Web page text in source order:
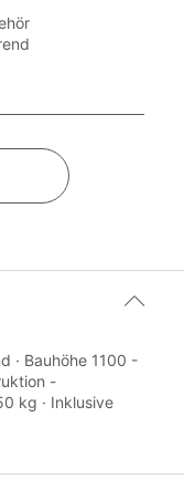
· Bauhöhe 1100 -
-
kg · Inklusive